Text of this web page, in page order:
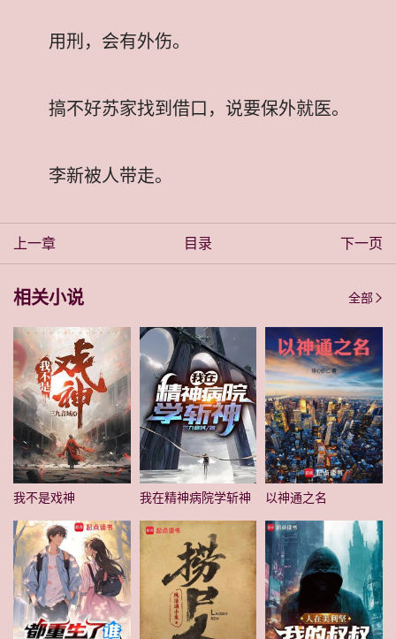
用刑，会有外伤。
搞不好苏家找到借口，说要保外就医。
李新被人带走。
上一章 目录 下一页
相关小说 全部
我不是戏神 我在精神病院学斩神 以神通之名